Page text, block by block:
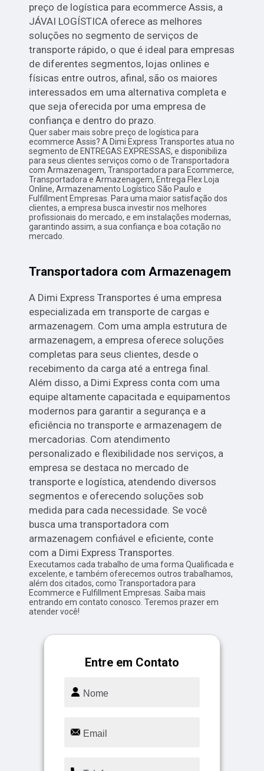
preço de logística para ecommerce Assis, a
JÁVAI LOGÍSTICA oferece as melhores
soluções no segmento de serviços de
transporte rápido, o que é ideal para empresas
de diferentes segmentos, lojas onlines e
físicas entre outros, afinal, são os maiores
interessados em uma alternativa completa e
que seja oferecida por uma empresa de
confiança e dentro do prazo.
Quer saber mais sobre preço de logística para
ecommerce Assis? A Dimi Express Transportes atua no
segmento de ENTREGAS EXPRESSAS, e disponibiliza
para seus clientes serviços como o de Transportadora
com Armazenagem, Transportadora para Ecommerce,
Transportadora e Armazenagem, Entrega Flex Loja
Online, Armazenamento Logístico São Paulo e
Fulfillment Empresas. Para uma maior satisfação dos
clientes, a empresa busca investir nos melhores
profissionais do mercado, e em instalações modernas,
garantindo assim, a sua confiança e boa cotação no
mercado.
Transportadora com Armazenagem
A Dimi Express Transportes é uma empresa
especializada em transporte de cargas e
armazenagem. Com uma ampla estrutura de
armazenagem, a empresa oferece soluções
completas para seus clientes, desde o
recebimento da carga até a entrega final.
Além disso, a Dimi Express conta com uma
equipe altamente capacitada e equipamentos
modernos para garantir a segurança e a
eficiência no transporte e armazenagem de
mercadorias. Com atendimento
personalizado e flexibilidade nos serviços, a
empresa se destaca no mercado de
transporte e logística, atendendo diversos
segmentos e oferecendo soluções sob
medida para cada necessidade. Se você
busca uma transportadora com
armazenagem confiável e eficiente, conte
com a Dimi Express Transportes.
Executamos cada trabalho de uma forma Qualificada e
excelente, e também oferecemos outros trabalhamos,
além dos citados, como Transportadora para
Ecommerce e Fulfillment Empresas. Saiba mais
entrando em contato conosco. Teremos prazer em
atender você!
Entre em Contato